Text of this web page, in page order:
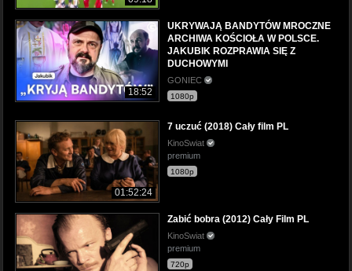
18:52
UKRYWAJĄ BANDYTÓW MROCZNE
ARCHIWA KOŚCIOŁA W POLSCE.
JAKUBIK ROZPRAWIA SIĘ Z
DUCHOWYMI
GONIEC
1080p
01:52:24
7 uczuć (2018) Cały film PL
KinoSwiat
premium
1080p
Zabić bobra (2012) Cały Film PL
KinoSwiat
premium
720p